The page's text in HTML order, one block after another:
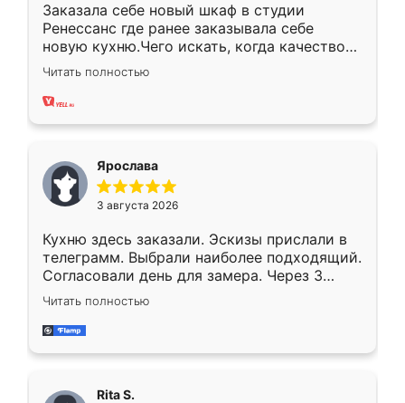
Заказала себе новый шкаф в студии
Ренессанс где ранее заказывала себе
новую кухню.Чего искать, когда качеством
вполне довольна. Служит кухня уже почти
два года, нареканий нет.
Читать полностью
Ярослава
3 августа 2026
Кухню здесь заказали. Эскизы прислали в
телеграмм. Выбрали наиболее подходящий.
Согласовали день для замера. Через 3
недели кухня была уже готова. Остались
довольны работой. Спасибо Ренессанс
мебель за качественную работу!
Читать полностью
Rita S.